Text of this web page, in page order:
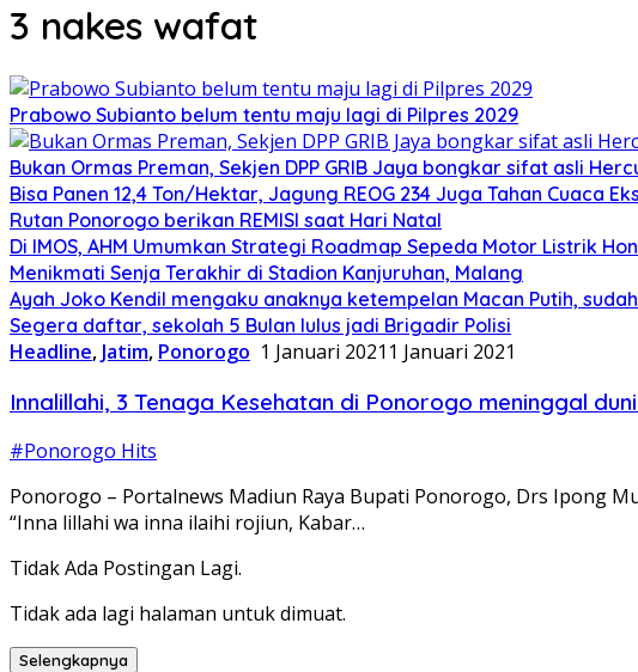
3 nakes wafat
Prabowo Subianto belum tentu maju lagi di Pilpres 2029
Bukan Ormas Preman, Sekjen DPP GRIB Jaya bongkar sifat asli
Bisa Panen 12,4 Ton/Hektar, Jagung REOG 234 Juga Tahan Cuaca
Rutan Ponorogo berikan REMISI saat Hari Natal
Di IMOS, AHM Umumkan Strategi Roadmap Sepeda Motor Listrik
Menikmati Senja Terakhir di Stadion Kanjuruhan, Malang
Ayah Joko Kendil mengaku anaknya ketempelan Macan Putih,
Segera daftar, sekolah 5 Bulan lulus jadi Brigadir Polisi
Headline, Jatim, Ponorogo 1 Januari 2021 1 Januari 2021
Innalillahi, 3 Tenaga Kesehatan di Ponorogo meninggal
#Ponorogo Hits
Ponorogo – Portalnews Madiun Raya Bupati Ponorogo, Drs Ipong
“Inna lillahi wa inna ilaihi rojiun, Kabar…
Tidak Ada Postingan Lagi.
Tidak ada lagi halaman untuk dimuat.
Selengkapnya